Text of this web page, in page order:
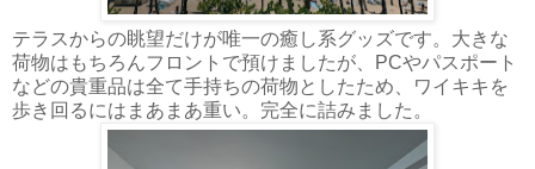
テラスからの眺望だけが唯一の癒し系グッズです。大きな
荷物はもちろんフロントで預けましたが、PCやパスポート
などの貴重品は全て手持ちの荷物としたため、ワイキキを
歩き回るにはまあまあ重い。完全に詰みました。